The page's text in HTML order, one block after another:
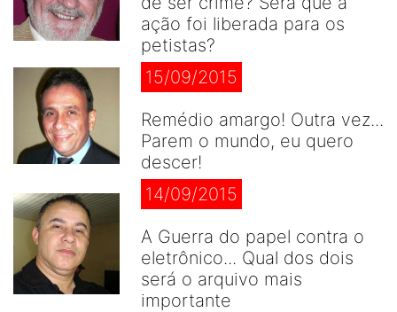
ação foi liberada para os
petistas?
15/09/2015
Remédio amargo! Outra vez...
Parem o mundo, eu quero
descer!
14/09/2015
A Guerra do papel contra o
eletrônico... Qual dos dois
será o arquivo mais
importante